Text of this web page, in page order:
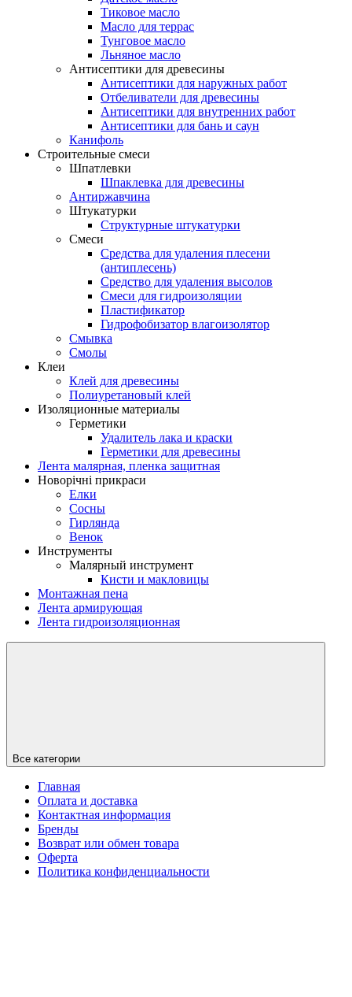
Тиковое масло
Масло для террас
Тунговое масло
Льняное масло
Антисептики для древесины
Антисептики для наружных работ
Отбеливатели для древесины
Антисептики для внутренних работ
Антисептики для бань и саун
Канифоль
Строительные смеси
Шпатлевки
Шпаклевка для древесины
Антиржавчина
Штукатурки
Структурные штукатурки
Смеси
Средства для удаления плесени
(антиплесень)
Средство для удаления высолов
Смеси для гидроизоляции
Пластификатор
Гидрофобизатор влагоизолятор
Смывка
Смолы
Клеи
Клей для древесины
Полиуретановый клей
Изоляционные материалы
Герметики
Удалитель лака и краски
Герметики для древесины
Лента малярная, пленка защитная
Новорічні прикраси
Елки
Сосны
Гирлянда
Венок
Инструменты
Малярный инструмент
Кисти и макловицы
Монтажная пена
Лента армирующая
Лента гидроизоляционная
Все категории
Главная
Оплата и доставка
Контактная информация
Бренды
Возврат или обмен товара
Оферта
Политика конфиденциальности